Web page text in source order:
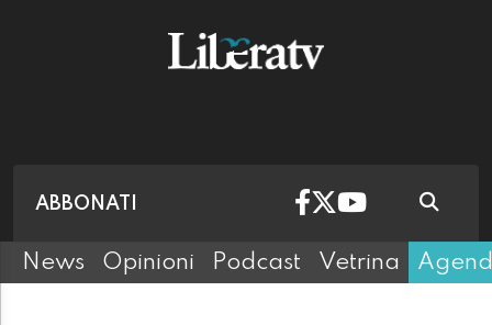
ABBONATI
News Opinioni Podcast Vetrina